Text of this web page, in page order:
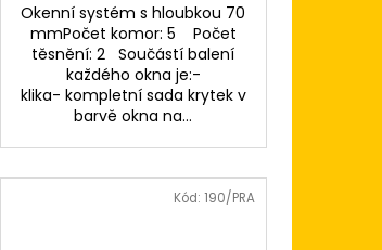
Okenní systém s hloubkou 70
mmPočet komor: 5 Počet
těsnění: 2 Součástí balení
každého okna je:-
klika- kompletní sada krytek v
barvě okna na...
Kód: 190/PRA